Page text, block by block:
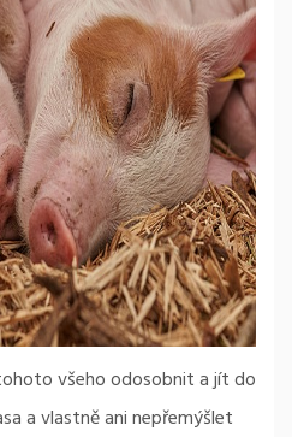
všeho odosobnit a jít do
a vlastně ani nepřemýšlet